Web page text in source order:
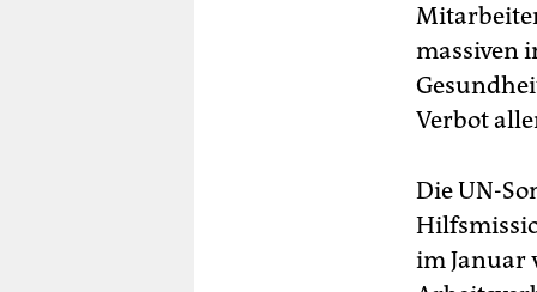
massiven
Verbot
Die UN-
im Januar